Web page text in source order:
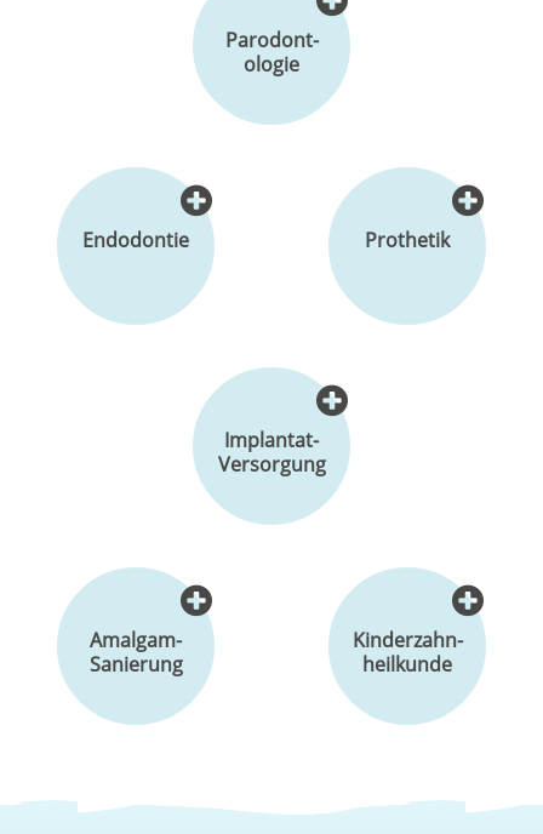
Parodont-
ologie
Endodontie Prothetik
Implantat-
Versorgung
Amalgam-
Sanierung
Kinderzahn-
heilkunde